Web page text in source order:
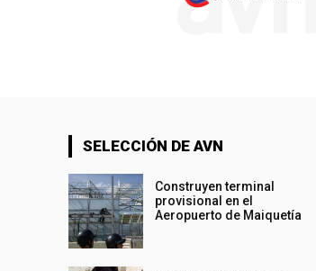
SELECCIÓN DE AVN
Construyen terminal
provisional en el
Aeropuerto de Maiquetía